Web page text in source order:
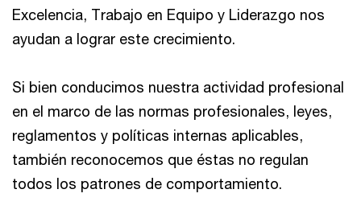
Excelencia, Trabajo en Equipo y Liderazgo nos
ayudan a lograr este crecimiento.
Si bien conducimos nuestra actividad profesional
en el marco de las normas profesionales, leyes,
reglamentos y políticas internas aplicables,
también reconocemos que éstas no regulan
todos los patrones de comportamiento.